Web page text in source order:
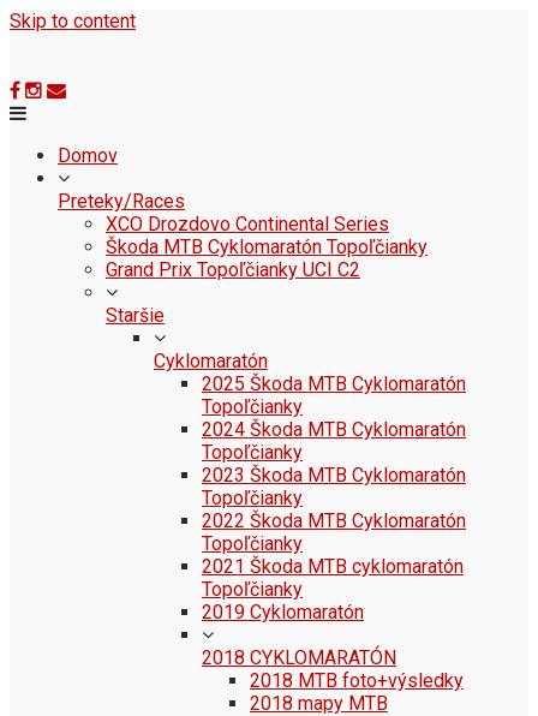
Skip to content
Domov
Preteky/Races
XCO Drozdovo Continental Series
Škoda MTB Cyklomaratón Topoľčianky
Grand Prix Topoľčianky UCI C2
Staršie
Cyklomaratón
2025 Škoda MTB Cyklomaratón
Topoľčianky
2024 Škoda MTB Cyklomaratón
Topoľčianky
2023 Škoda MTB Cyklomaratón
Topoľčianky
2022 Škoda MTB Cyklomaratón
Topoľčianky
2021 Škoda MTB cyklomaratón
Topoľčianky
2019 Cyklomaratón
2018 CYKLOMARATÓN
2018 MTB foto+výsledky
2018 mapy MTB